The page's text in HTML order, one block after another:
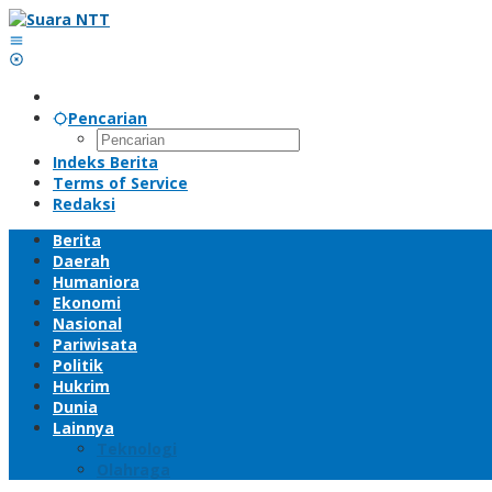
Lewati
ke
konten
Pencarian
Indeks Berita
Terms of Service
Redaksi
Berita
Daerah
Humaniora
Ekonomi
Nasional
Pariwisata
Politik
Hukrim
Dunia
Lainnya
Teknologi
Olahraga